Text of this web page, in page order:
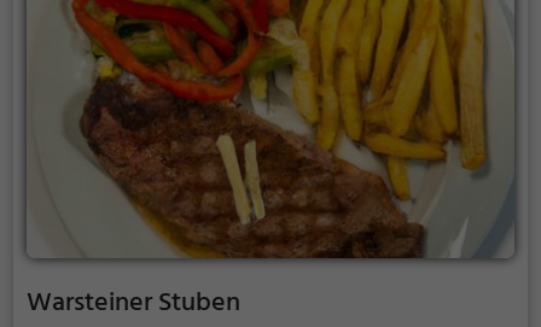
einen entspannten Cocktail-Abend, im Clock's Steak
und Sandwich Bar kommt jeder auf seine Kosten.
Lass dich von den leckeren Speisen und Getränken
verwöhnen und erlebe einen genussvollen Abend in
diesem beliebten Restaurant.
Warsteiner Stuben